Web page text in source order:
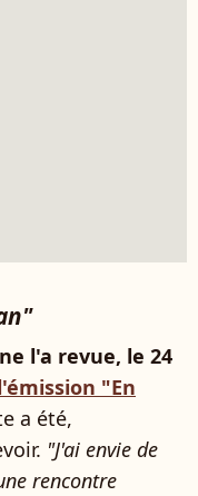
l'a revue, le 24
"En
a été,
"J'ai envie de
rencontre